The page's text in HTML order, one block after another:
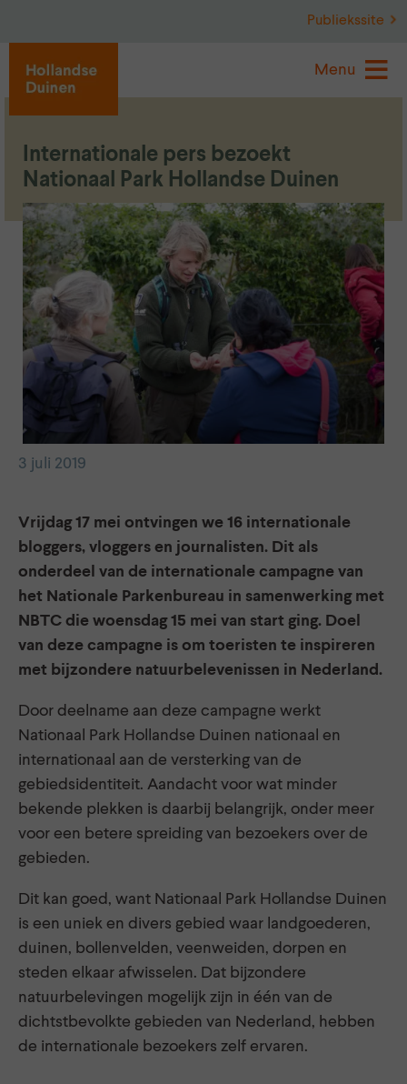
Publiekssite
Menu
Internationale pers bezoekt
Nationaal Park Hollandse Duinen
3 juli 2019
Vrijdag 17 mei ontvingen we 16 internationale
bloggers, vloggers en journalisten. Dit als
onderdeel van de internationale campagne van
het Nationale Parkenbureau in samenwerking met
NBTC die woensdag 15 mei van start ging. Doel
van deze campagne is om toeristen te inspireren
met bijzondere natuurbelevenissen in Nederland.
Door deelname aan deze campagne werkt
Nationaal Park Hollandse Duinen nationaal en
internationaal aan de versterking van de
gebiedsidentiteit. Aandacht voor wat minder
bekende plekken is daarbij belangrijk, onder meer
voor een betere spreiding van bezoekers over de
gebieden.
Dit kan goed, want Nationaal Park Hollandse Duinen
is een uniek en divers gebied waar landgoederen,
duinen, bollenvelden, veenweiden, dorpen en
steden elkaar afwisselen. Dat bijzondere
natuurbelevingen mogelijk zijn in één van de
dichtstbevolkte gebieden van Nederland, hebben
de internationale bezoekers zelf ervaren.